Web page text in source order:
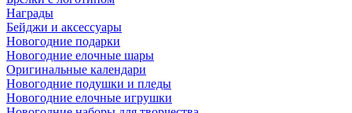
Награды
Бейджи и аксессуары
Новогодние подарки
Новогодние елочные шары
Оригинальные календари
Новогодние подушки и пледы
Новогодние елочные игрушки